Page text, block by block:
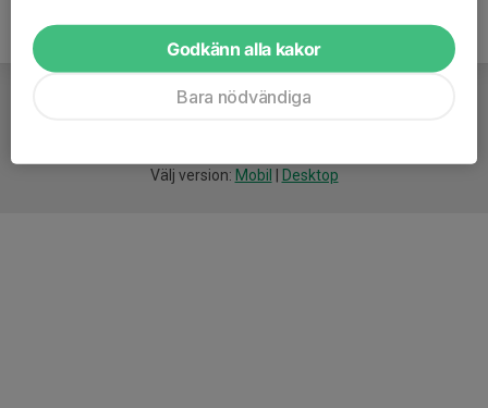
Välj version: Mobil Desktop
Godkänn alla kakor
Bara nödvändiga